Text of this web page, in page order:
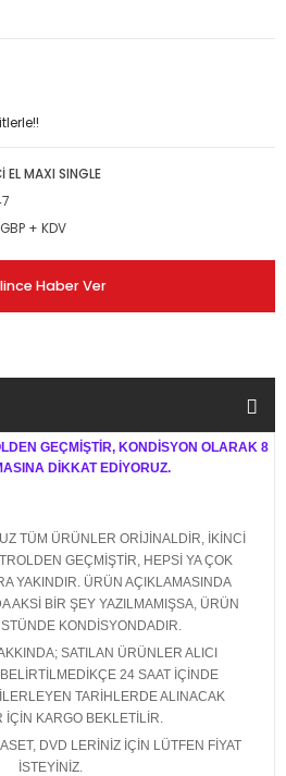
EL MAXI SINGLE
+ KDV
Haber Ver
GEÇMİŞTİR, KONDİSYON OLARAK 8
DİKKAT EDİYORUZ.
TÜM ÜRÜNLER ORİJİNALDİR, İKİNCİ
GEÇMİŞTİR, HEPSİ YA ÇOK
YAKINDIR. ÜRÜN AÇIKLAMASINDA
AKSİ BİR ŞEY YAZILMAMIŞSA, ÜRÜN
KONDİSYONDADIR.
SATILAN ÜRÜNLER ALICI
24 SAAT İÇİNDE
TARİHLERDE ALINACAK
İÇİN KARGO BEKLETİLİR.
DVD LERİNİZ İÇİN LÜTFEN FİYAT
İSTEYİNİZ.